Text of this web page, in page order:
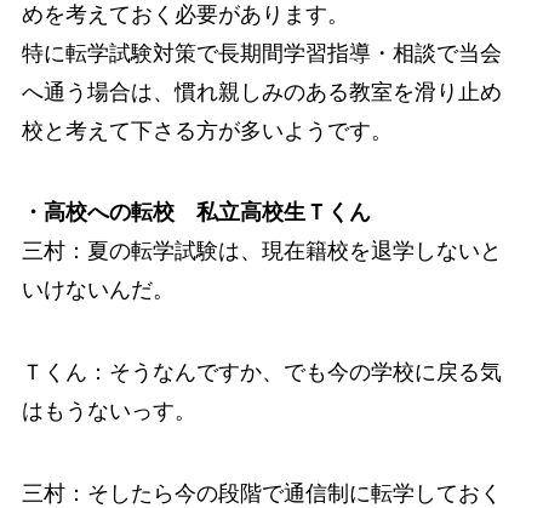
めを考えておく必要があります。
特に転学試験対策で長期間学習指導・相談で当会
へ通う場合は、慣れ親しみのある教室を滑り止め
校と考えて下さる方が多いようです。
・高校への転校 私立高校生Ｔくん
三村：夏の転学試験は、現在籍校を退学しないと
いけないんだ。
Ｔくん：そうなんですか、でも今の学校に戻る気
はもうないっす。
三村：そしたら今の段階で通信制に転学しておく